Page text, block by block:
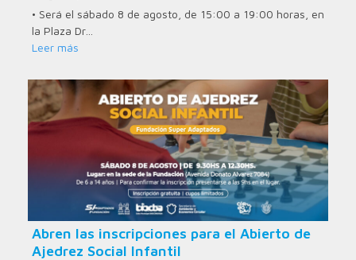
• Será el sábado 8 de agosto, de 15:00 a 19:00 horas, en
la Plaza Dr…
Leer más
Abren las inscripciones para el Abierto de
Ajedrez Social Infantil